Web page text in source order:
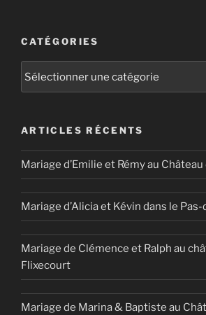
CATÉGORIES
ARTICLES RÉCENTS
Mariage d’Emilie et Rémy au
Mariage d’Alicia et Kévin dans le
Mariage de Clémence et Ralph au
Flixecourt
Mariage de Marina & Baptiste au